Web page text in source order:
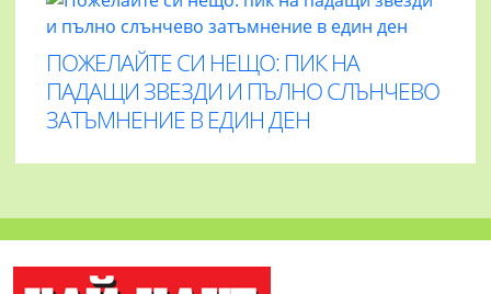
ПОЖЕЛАЙТЕ СИ НЕЩО: ПИК НА
ПАДАЩИ ЗВЕЗДИ И ПЪЛНО СЛЪНЧЕВО
ЗАТЪМНЕНИЕ В ЕДИН ДЕН